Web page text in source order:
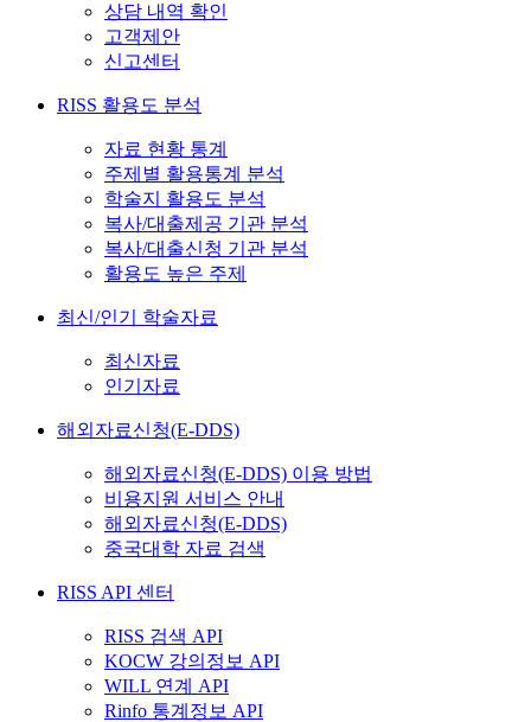
상담 내역 확인
고객제안
신고센터
RISS 활용도 분석
자료 현황 통계
주제별 활용통계 분석
학술지 활용도 분석
복사/대출제공 기관 분석
복사/대출신청 기관 분석
활용도 높은 주제
최신/인기 학술자료
최신자료
인기자료
해외자료신청(E-DDS)
해외자료신청(E-DDS) 이용 방법
비용지원 서비스 안내
해외자료신청(E-DDS)
중국대학 자료 검색
RISS API 센터
RISS 검색 API
KOCW 강의정보 API
WILL 연계 API
Rinfo 통계정보 API